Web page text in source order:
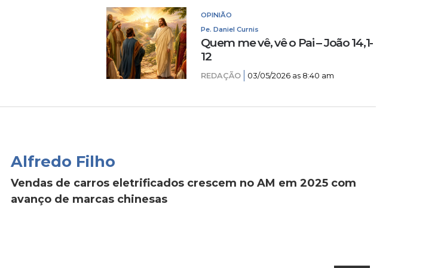
OPINIÃO
Pe. Daniel Curnis
Quem me vê, vê o Pai – João 14,1-
12
REDAÇÃO 03/05/2026 as 8:40 am
Alfredo Filho
Vendas de carros eletrificados crescem no AM em 2025 com
avanço de marcas chinesas